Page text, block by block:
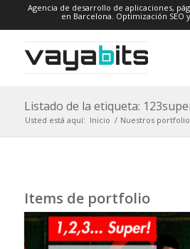
Agencia de desarrollo de aplicaciones,
en Barcelona. Optimización SEO
Listado de la etiqueta:
Usted está aquí: Inicio / Nuestros
Items de portfolio